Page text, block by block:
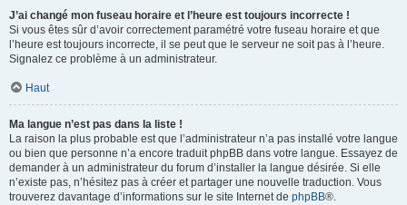
J’ai changé mon fuseau horaire et l’heure est toujours incorrecte !
Si vous êtes sûr d’avoir correctement paramétré votre fuseau horaire et que
l’heure est toujours incorrecte, il se peut que le serveur ne soit pas à l’heure.
Signalez ce problème à un administrateur.
Haut
Ma langue n’est pas dans la liste !
La raison la plus probable est que l’administrateur n’a pas installé votre langue
ou bien que personne n’a encore traduit phpBB dans votre langue. Essayez de
demander à un administrateur du forum d’installer la langue désirée. Si elle
n’existe pas, n’hésitez pas à créer et partager une nouvelle traduction. Vous
trouverez davantage d’informations sur le site Internet de phpBB®.